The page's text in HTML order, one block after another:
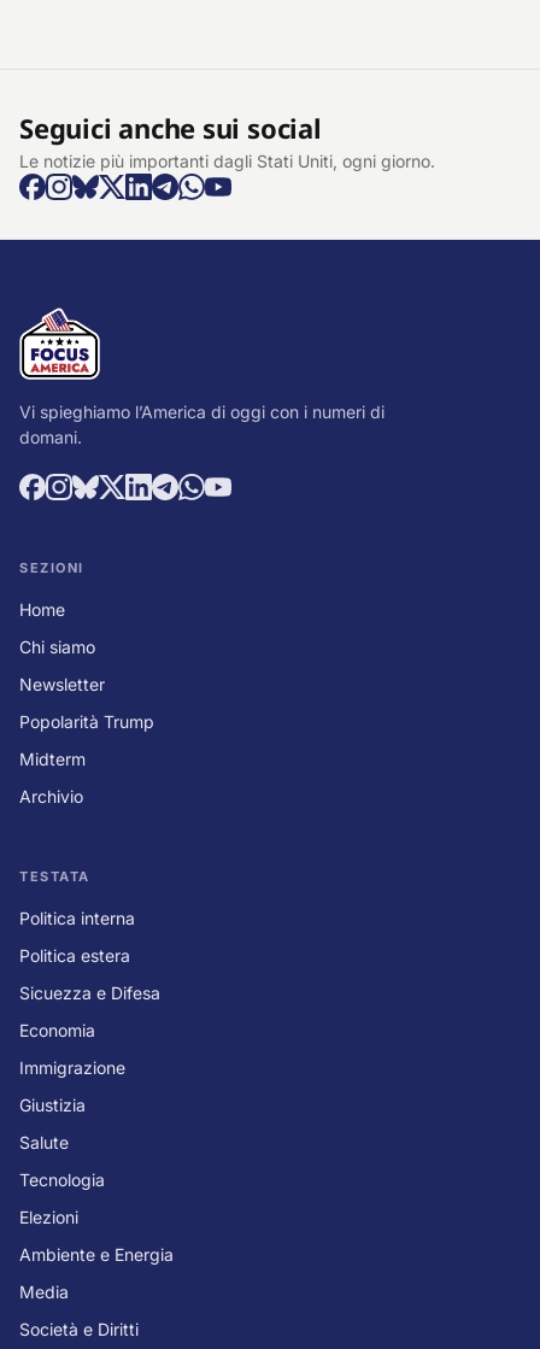
Seguici anche sui social
Le notizie più importanti dagli Stati Uniti, ogni giorno.
Vi spieghiamo l’America di oggi con i numeri di
domani.
SEZIONI
Home
Chi siamo
Newsletter
Popolarità Trump
Midterm
Archivio
TESTATA
Politica interna
Politica estera
Sicuezza e Difesa
Economia
Immigrazione
Giustizia
Salute
Tecnologia
Elezioni
Ambiente e Energia
Media
Società e Diritti